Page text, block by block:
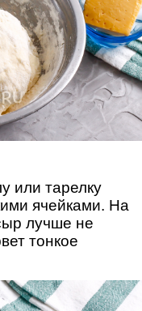
или тарелку
ячейками. На
лучше не
тонкое